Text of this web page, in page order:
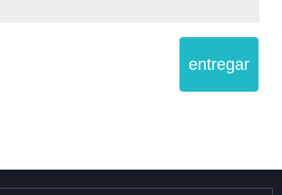
entregar